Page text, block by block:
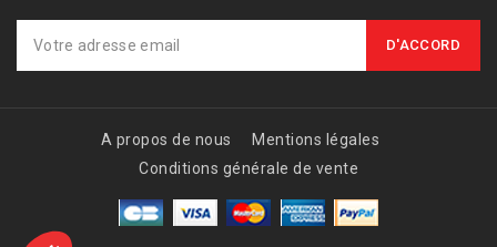
A propos de nous
Mentions légales
Conditions générale de vente